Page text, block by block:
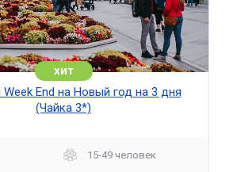
хит
End на Новый год на 3 дня
(Чайка 3*)
15-49 человек